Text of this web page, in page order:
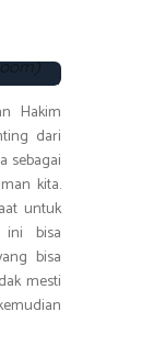
Hakim
dari
sebagai
kita.
untuk
ini bisa
bisa
mesti